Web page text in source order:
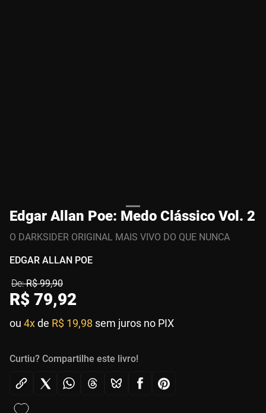
Edgar Allan Poe: Medo Clássico Vol. 2
O DARKSIDER ORIGINAL MAIS VIVO DO QUE NUNCA
EDGAR ALLAN POE
R$ 99,90
R$ 79,92
ou 4xde R$ 19,98 sem juros no PIX
Curtiu? Compartilhe este livro!